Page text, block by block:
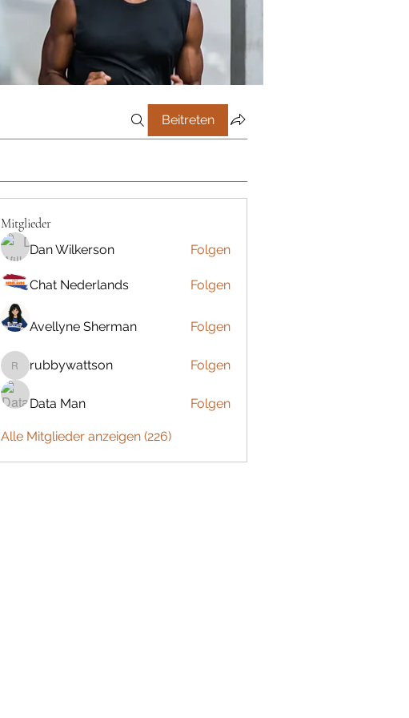
Beitreten
Mitglieder
Dan Wilkerson Folgen
Chat Nederlands Folgen
Avellyne Sherman Folgen
rubbywattson
rubbywattson Folgen
Data Man Folgen
Alle Mitglieder anzeigen (226)